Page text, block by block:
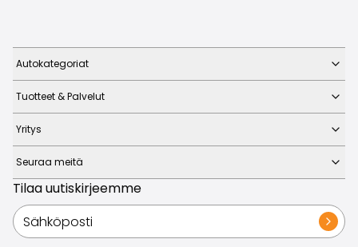
Autokategoriat
Tuotteet & Palvelut
Yritys
Seuraa meitä
Tilaa uutiskirjeemme